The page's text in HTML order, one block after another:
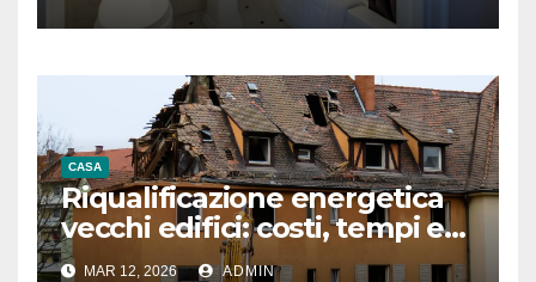
CASA
Riqualificazione energetica
vecchi edifici: costi, tempi e
vantaggi
MAR 12, 2026 ADMIN